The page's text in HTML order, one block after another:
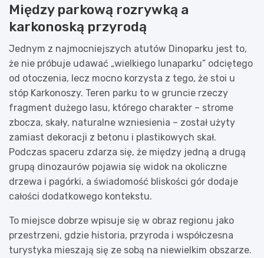
Między parkową rozrywką a
karkonoską przyrodą
Jednym z najmocniejszych atutów Dinoparku jest to,
że nie próbuje udawać „wielkiego lunaparku” odciętego
od otoczenia, lecz mocno korzysta z tego, że stoi u
stóp Karkonoszy. Teren parku to w gruncie rzeczy
fragment dużego lasu, którego charakter – strome
zbocza, skały, naturalne wzniesienia – został użyty
zamiast dekoracji z betonu i plastikowych skał.
Podczas spaceru zdarza się, że między jedną a drugą
grupą dinozaurów pojawia się widok na okoliczne
drzewa i pagórki, a świadomość bliskości gór dodaje
całości dodatkowego kontekstu.
To miejsce dobrze wpisuje się w obraz regionu jako
przestrzeni, gdzie historia, przyroda i współczesna
turystyka mieszają się ze sobą na niewielkim obszarze.